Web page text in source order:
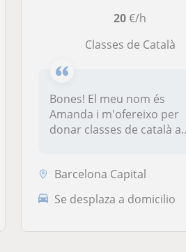
20€/h
Classes de Català
Bones! El meu nom és
Amanda i m'ofereixo per
donar classes de català a
Barcelona Capital
Se desplaza a domicilio